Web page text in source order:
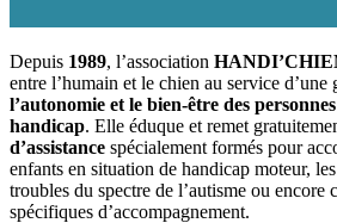
Depuis 1989, l’association
entre l’humain et le chien au service d’une
l’autonomie et le bien-être des
handicap. Elle éduque et remet
d’assistance spécialement formés pour
enfants en situation de handicap moteur,
troubles du spectre de l’autisme ou encore
spécifiques d’accompagnement.